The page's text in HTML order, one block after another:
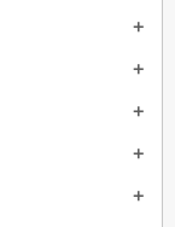




